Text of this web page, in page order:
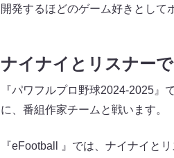
開発するほどのゲーム好きとして
ナイナイとリスナー
『パワフルプロ野球2024-2025
に、番組作家チームと戦います。
『eFootball 』では、ナイナイと